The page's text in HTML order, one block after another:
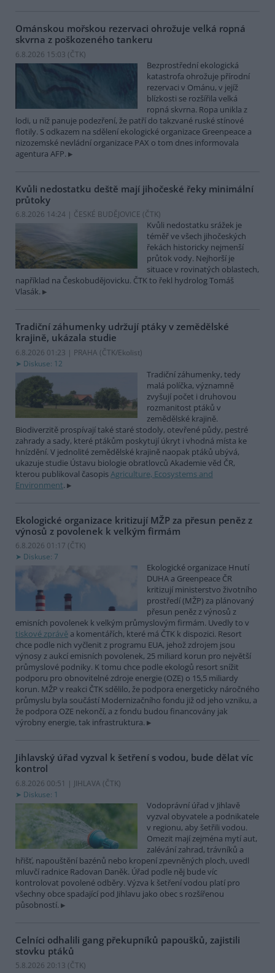
Ománskou mořskou rezervaci ohrožuje velká ropná
skvrna z poškozeného tankeru
6.8.2026 15:03 (ČTK)
Bezprostřední ekologická
katastrofa ohrožuje přírodní
rezervaci v Ománu, v jejíž
blízkosti se rozšířila velká
ropná skvrna. Ropa unikla z
lodi, u níž panuje podezření, že patří do takzvané ruské stínové
flotily. S odkazem na sdělení ekologické organizace Greenpeace a
nizozemské nevládní organizace PAX o tom dnes informovala
agentura AFP.
Kvůli nedostatku deště mají jihočeské řeky minimální
průtoky
6.8.2026 14:24 | ČESKÉ BUDĚJOVICE (ČTK)
Kvůli nedostatku srážek je
téměř ve všech jihočeských
řekách historicky nejmenší
průtok vody. Nejhorší je
situace v rovinatých oblastech,
například na Českobudějovicku. ČTK to řekl hydrolog Tomáš
Vlasák.
Tradiční záhumenky udržují ptáky v zemědělské
krajině, ukázala studie
6.8.2026 01:23 | PRAHA (ČTK/Ekolist)
Diskuse: 12
Tradiční záhumenky, tedy
malá políčka, významně
zvyšují počet i druhovou
rozmanitost ptáků v
zemědělské krajině.
Biodiverzitě prospívají také staré stodoly, otevřené půdy, pestré
zahrady a sady, které ptákům poskytují úkryt i vhodná místa ke
hnízdění. V jednolité zemědělské krajině naopak ptáků ubývá,
ukazuje studie Ústavu biologie obratlovců Akademie věd ČR,
kterou publikoval časopisAgriculture, Ecosystems and
Environment.
Ekologické organizace kritizují MŽP za přesun peněz z
výnosů z povolenek k velkým firmám
6.8.2026 01:17 (ČTK)
Diskuse: 7
Ekologické organizace Hnutí
DUHA a Greenpeace ČR
kritizují ministerstvo životního
prostředí (MŽP) za plánovaný
přesun peněz z výnosů z
emisních povolenek k velkým průmyslovým firmám. Uvedly to v
tiskové zprávě a komentářích, které má ČTK k dispozici. Resort
chce podle nich vyčlenit z programu EUA, jehož zdrojem jsou
výnosy z aukcí emisních povolenek, 25 miliard korun pro největší
průmyslové podniky. K tomu chce podle ekologů resort snížit
podporu pro obnovitelné zdroje energie (OZE) o 15,5 miliardy
korun. MŽP v reakci ČTK sdělilo, že podpora energeticky náročného
průmyslu byla součástí Modernizačního fondu již od jeho vzniku, a
že podpora OZE nekončí, a z fondu budou financovány jak
výrobny energie, tak infrastruktura.
Jihlavský úřad vyzval k šetření s vodou, bude dělat víc
kontrol
6.8.2026 00:51 | JIHLAVA (ČTK)
Diskuse: 1
Vodoprávní úřad v Jihlavě
vyzval obyvatele a podnikatele
v regionu, aby šetřili vodou.
Omezit mají zejména mytí aut,
zalévání zahrad, trávníků a
hřišť, napouštění bazénů nebo kropení zpevněných ploch, uvedl
mluvčí radnice Radovan Daněk. Úřad podle něj bude víc
kontrolovat povolené odběry. Výzva k šetření vodou platí pro
všechny obce spadající pod Jihlavu jako obec s rozšířenou
působností.
Celníci odhalili gang překupníků papoušků, zajistili
stovku ptáků
5.8.2026 20:13 (ČTK)